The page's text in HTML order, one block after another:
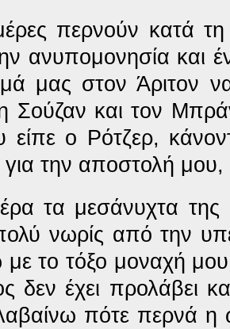
περνούν κατά
ανυπομονησία και
μας στον Άριτον
Σούζαν και τον
ο Ρότζερ,
για την αποστολή
τα μεσάνυχτα της
νωρίς από την
το τόξο μοναχή
δεν έχει προλάβει
πότε περνά η